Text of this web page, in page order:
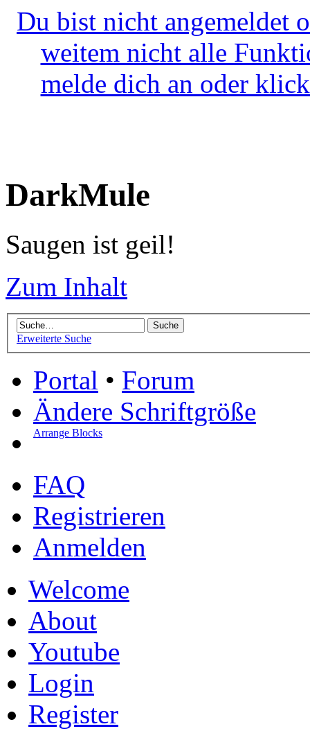
Du bist nicht angemeldet
weitem nicht alle
melde dich an oder
DarkMule
Saugen ist geil!
Zum Inhalt
Erweiterte Suche
Portal • Forum
Ändere Schriftgröße
Arrange Blocks
FAQ
Registrieren
Anmelden
Welcome
About
Youtube
Login
Register